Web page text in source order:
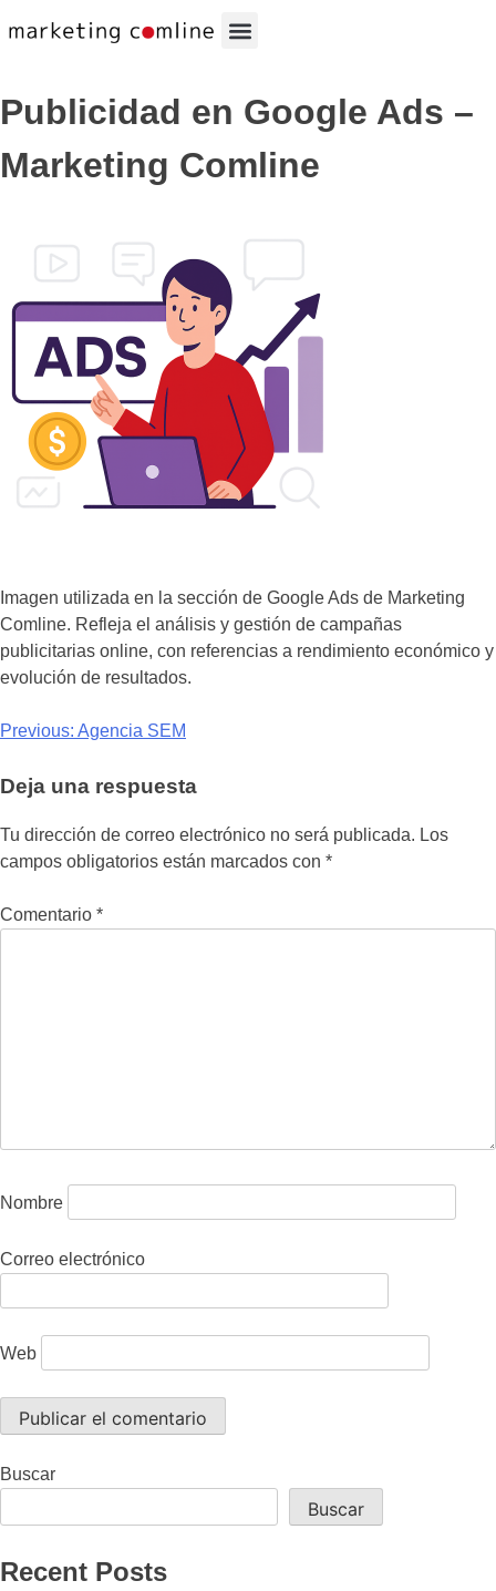
Publicidad en Google Ads –
Marketing Comline
Imagen utilizada en la sección de Google Ads de Marketing
Comline. Refleja el análisis y gestión de campañas
publicitarias online, con referencias a rendimiento económico y
evolución de resultados.
Previous: Agencia SEM
Deja una respuesta
Tu dirección de correo electrónico no será publicada. Los
campos obligatorios están marcados con *
Comentario *
Nombre
Correo electrónico
Web
Buscar
Buscar
Recent Posts